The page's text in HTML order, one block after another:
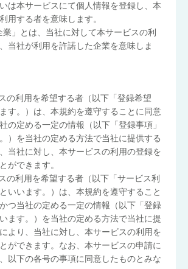
は本サービスにて個人情報を登録し、本
用する者を意味します。
業」とは、当社に対して本サービスの利
当社が利用を許諾した企業を意味しま
の利用を希望する者（以下「登録希望
す。）は、本規約を遵守することに同意
の定める一定の情報（以下「登録事項」
）を当社の定める方法で当社に提供する
当社に対し、本サービスの利用の登録を
ができます。
の利用を希望する者（以下「サービス利
いいます。）は、本規約を遵守すること
つ当社の定める一定の情報（以下「登録
ます。）を当社の定める方法で当社に提
より、当社に対し、本サービスの利用を
ができます。なお、本サービスの申請に
以下の各号の事項に同意したものとみな